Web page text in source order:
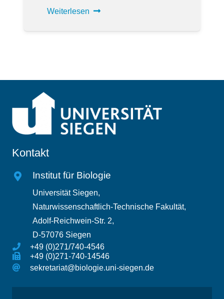
Weiterlesen
Kontakt
Institut für Biologie
Universität Siegen,
Naturwissenschaftlich-Technische Fakultät,
Adolf-Reichwein-Str. 2,
D-57076 Siegen
+49 (0)271/740-4546
+49 (0)271-740-14546
sekretariat@biologie.uni-siegen.de